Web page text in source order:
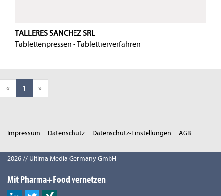
TALLERES SANCHEZ SRL
Tablettenpressen - Tablettierverfahren ·
« 1 »
Impressum Datenschutz Datenschutz-Einstellungen AGB
2026 // Ultima Media Germany GmbH
Mit Pharma+Food vernetzen